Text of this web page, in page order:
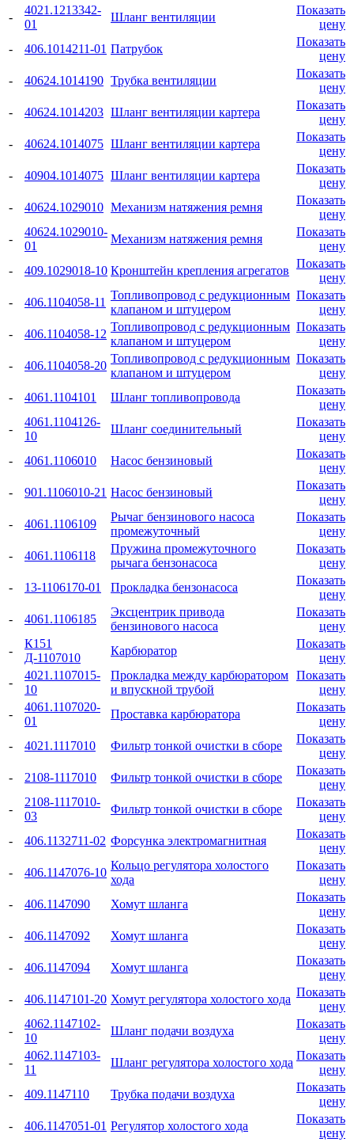
-
4021.1213342-
01
Шланг вентиляции
Показать
цену
-
406.1014211-01 Патрубок
Показать
цену
-
40624.1014190 Трубка вентиляции
Показать
цену
-
40624.1014203 Шланг вентиляции картера
Показать
цену
-
40624.1014075 Шланг вентиляции картера
Показать
цену
-
40904.1014075 Шланг вентиляции картера
Показать
цену
-
40624.1029010 Механизм натяжения ремня
Показать
цену
-
40624.1029010-
01
Механизм натяжения ремня
Показать
цену
-
409.1029018-10 Кронштейн крепления агрегатов
Показать
цену
-
406.1104058-11
Топливопровод с редукционным
клапаном и штуцером
Показать
цену
-
406.1104058-12
Топливопровод с редукционным
клапаном и штуцером
Показать
цену
-
406.1104058-20
Топливопровод с редукционным
клапаном и штуцером
Показать
цену
-
4061.1104101 Шланг топливопровода
Показать
цену
-
4061.1104126-
10
Шланг соединительный
Показать
цену
-
4061.1106010 Насос бензиновый
Показать
цену
-
901.1106010-21 Насос бензиновый
Показать
цену
-
4061.1106109
Рычаг бензинового насоса
промежуточный
Показать
цену
-
4061.1106118
Пружина промежуточного
рычага бензонасоса
Показать
цену
-
13-1106170-01 Прокладка бензонасоса
Показать
цену
-
4061.1106185
Эксцентрик привода
бензинового насоса
Показать
цену
-
К151
Д-1107010
Карбюратор
Показать
цену
-
4021.1107015-
10
Прокладка между карбюратором
и впускной трубой
Показать
цену
-
4061.1107020-
01
Проставка карбюратора
Показать
цену
-
4021.1117010 Фильтр тонкой очистки в сборе
Показать
цену
-
2108-1117010 Фильтр тонкой очистки в сборе
Показать
цену
-
2108-1117010-
03
Фильтр тонкой очистки в сборе
Показать
цену
-
406.1132711-02 Форсунка электромагнитная
Показать
цену
-
406.1147076-10
Кольцо регулятора холостого
хода
Показать
цену
-
406.1147090 Хомут шланга
Показать
цену
-
406.1147092 Хомут шланга
Показать
цену
-
406.1147094 Хомут шланга
Показать
цену
-
406.1147101-20 Хомут регулятора холостого хода
Показать
цену
-
4062.1147102-
10
Шланг подачи воздуха
Показать
цену
-
4062.1147103-
11
Шланг регулятора холостого хода
Показать
цену
-
409.1147110 Трубка подачи воздуха
Показать
цену
-
406.1147051-01 Регулятор холостого хода
Показать
цену